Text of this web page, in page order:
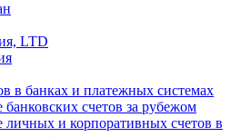
LTD
в банках и платежных системах
счетов за рубежом
личных и корпоративных счетов в